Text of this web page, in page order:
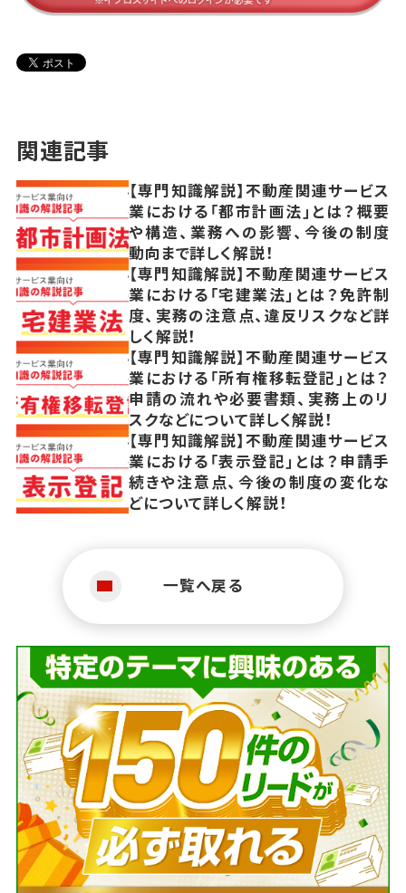
関連記事
【専門知識解説】不動産関連サービス
業における「都市計画法」とは？概要
や構造、業務への影響、今後の制度
動向まで詳しく解説！
【専門知識解説】不動産関連サービス
業における「宅建業法」とは？免許制
度、実務の注意点、違反リスクなど詳
しく解説！
【専門知識解説】不動産関連サービス
業における「所有権移転登記」とは？
申請の流れや必要書類、実務上のリ
スクなどについて詳しく解説！
【専門知識解説】不動産関連サービス
業における「表示登記」とは？申請手
続きや注意点、今後の制度の変化な
どについて詳しく解説！
一覧へ戻る